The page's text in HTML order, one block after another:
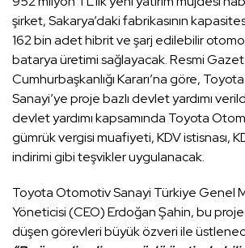
şirket, Sakarya’daki fabrikasının
162 bin adet hibrit ve şarj edilebilir
batarya üretimi sağlayacak. Resmi
Cumhurbaşkanlığı Kararı’na göre,
Sanayi’ye proje bazlı devlet yardımı
devlet yardımı kapsamında Toyota
gümrük vergisi muafiyeti, KDV istisnası,
indirimi gibi teşvikler uygulanacak.
Toyota Otomotiv Sanayi Türkiye Genel
Yöneticisi (CEO) Erdoğan Şahin, bu
düşen görevleri büyük özveri ile